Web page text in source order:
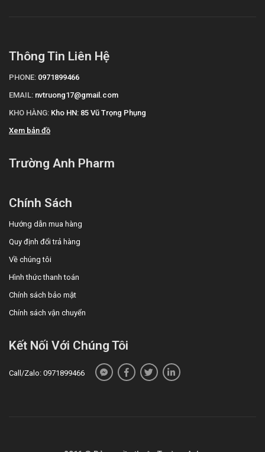
Thông Tin Liên Hệ
PHONE: 0971899466
EMAIL: nvtruong17@gmail.com
KHO HÀNG: Kho HN: 85 Vũ Trọng Phụng
Xem bản đồ
Trường Anh Pharm
Chính Sách
Hướng dẫn mua hàng
Quy định đổi trả hàng
Về chúng tôi
Hình thức thanh toán
Chính sách bảo mật
Chính sách vận chuyển
Kết Nối Với Chúng Tôi
Call/Zalo: 0971899466